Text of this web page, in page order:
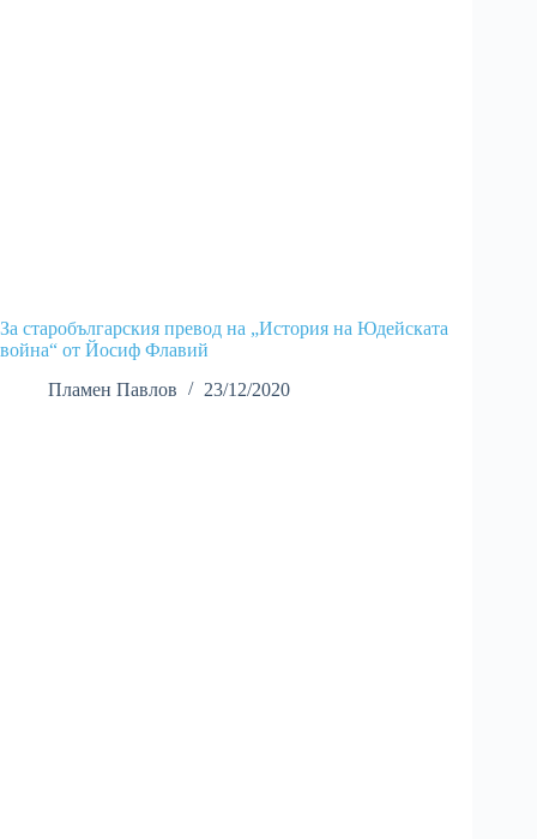
За старобългарския превод на „История на Юдейската
война“ от Йосиф Флавий
Пламен Павлов
23/12/2020